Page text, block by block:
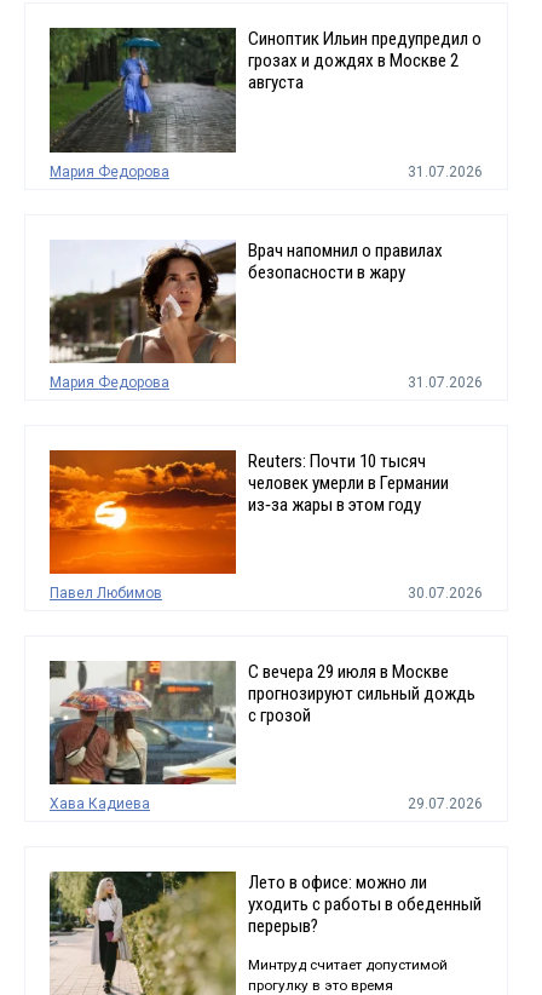
Синоптик Ильин предупредил о
грозах и дождях в Москве 2
августа
Мария Федорова 31.07.2026
Врач напомнил о правилах
безопасности в жару
Мария Федорова 31.07.2026
Reuters: Почти 10 тысяч
человек умерли в Германии
из‑за жары в этом году
Павел Любимов 30.07.2026
С вечера 29 июля в Москве
прогнозируют сильный дождь
с грозой
Хава Кадиева 29.07.2026
Лето в офисе: можно ли
уходить с работы в обеденный
перерыв?
Минтруд считает допустимой
прогулку в это время